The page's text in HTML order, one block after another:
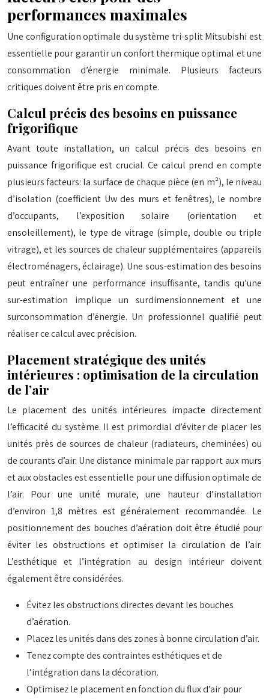
performances maximales
Une configuration optimale du système tri-split Mitsubishi est
essentielle pour garantir un confort thermique optimal et une
consommation d’énergie minimale. Plusieurs facteurs
critiques doivent être pris en compte.
Calcul précis des besoins en puissance
frigorifique
Avant toute installation, un calcul précis des besoins en
puissance frigorifique est crucial. Ce calcul prend en compte
plusieurs facteurs: la surface de chaque pièce (en m²), le niveau
d’isolation (coefficient Uw des murs et fenêtres), le nombre
d’occupants, l’exposition solaire (orientation et
ensoleillement), le type de vitrage (simple, double ou triple
vitrage), et les sources de chaleur supplémentaires (appareils
électroménagers, éclairage). Une sous-estimation des besoins
peut entraîner une performance insuffisante, tandis qu’une
sur-estimation implique un surdimensionnement et une
surconsommation d’énergie. Un professionnel qualifié peut
réaliser ce calcul avec précision.
Placement stratégique des unités
intérieures : optimisation de la circulation
de l’air
Le placement des unités intérieures impacte directement
l’efficacité du système. Il est primordial d’éviter de placer les
unités près de sources de chaleur (radiateurs, cheminées) ou
de courants d’air. Une distance minimale par rapport aux murs
et aux obstacles est essentielle pour une diffusion optimale de
l’air. Pour une unité murale, une hauteur d’installation
d’environ 1,8 mètres est généralement recommandée. Le
positionnement des bouches d’aération doit être étudié pour
éviter les obstructions et optimiser la circulation de l’air.
L’esthétique et l’intégration au design intérieur doivent
également être considérées.
Évitez les obstructions directes devant les bouches
d’aération.
Placez les unités dans des zones à bonne circulation d’air.
Tenez compte des contraintes esthétiques et de
l’intégration dans la décoration.
Optimisez le placement en fonction du flux d’air pour